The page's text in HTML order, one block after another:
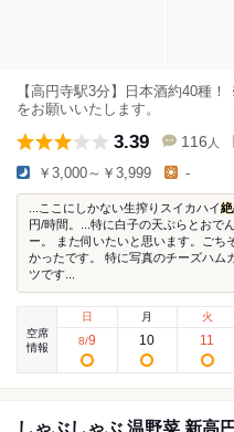
【高円寺駅3分】日本酒約40種
をお願いいたします。
3.39 116 人
￥3,000～￥3,999 -
...ここにしかない生搾りスイカハイ
円/時間。...特に白子の天ぷらとおで
ー。 また伺いたいと思います。ごち
かったです。 特に写真のチーズハム
ツです...
空席
情報
日
8/9
月
10
火
11